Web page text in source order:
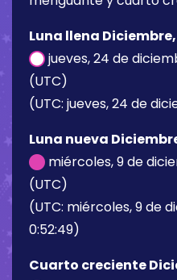
Luna llena
jueves, 24 de
(UTC)
(UTC: jueves, 24 de
Luna nueva
miércoles, 9 de
(UTC)
(UTC: miércoles, 9 de
0:52:49)
Cuarto creciente